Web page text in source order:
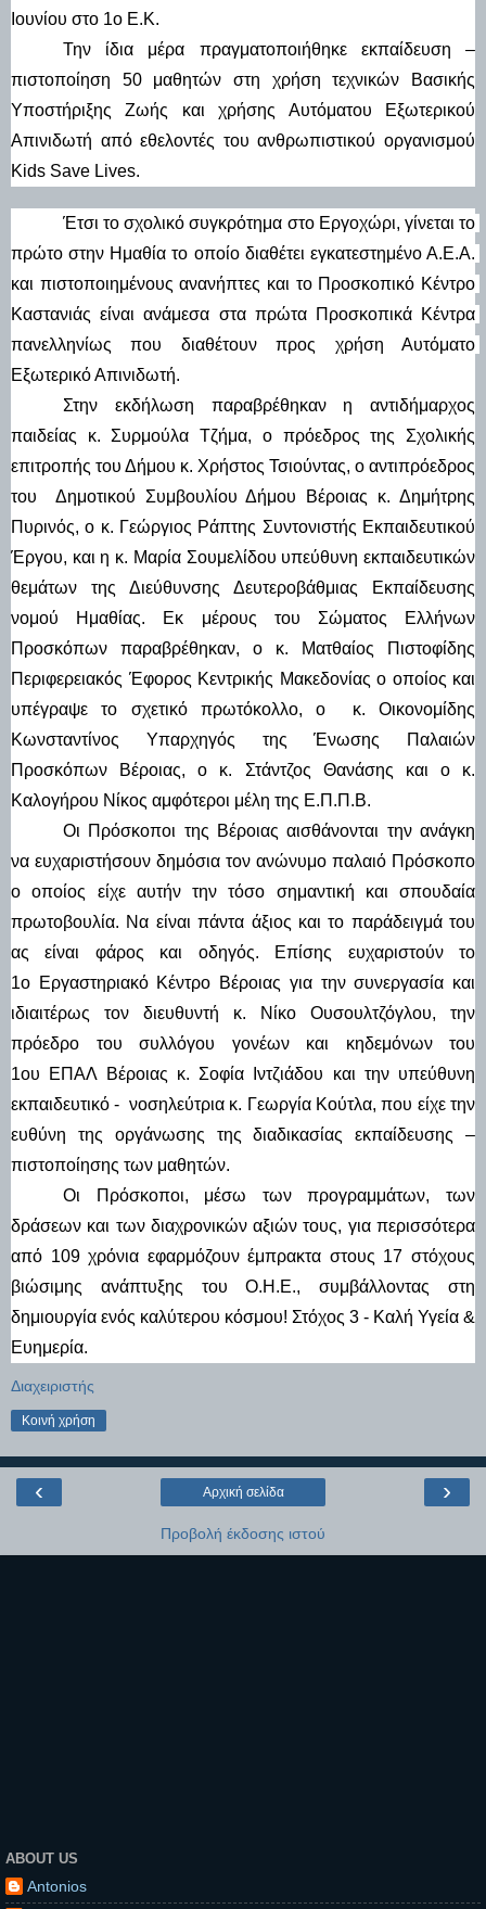
Ιουνίου στο 1ο Ε.Κ.
Την ίδια μέρα πραγματοποιήθηκε εκπαίδευση –
πιστοποίηση 50 μαθητών στη χρήση τεχνικών Βασικής
Υποστήριξης Ζωής και χρήσης Αυτόματου Εξωτερικού
Απινιδωτή από εθελοντές του ανθρωπιστικού οργανισμού
Kids Save Lives.
Έτσι το σχολικό συγκρότημα στο Εργοχώρι, γίνεται το
πρώτο στην Ημαθία το οποίο διαθέτει εγκατεστημένο Α.Ε.Α.
και πιστοποιημένους ανανήπτες και το Προσκοπικό Κέντρο
Καστανιάς είναι ανάμεσα στα πρώτα Προσκοπικά Κέντρα
πανελληνίως που διαθέτουν προς χρήση Αυτόματο
Εξωτερικό Απινιδωτή.
Στην εκδήλωση παραβρέθηκαν η αντιδήμαρχος
παιδείας κ. Συρμούλα Τζήμα, ο πρόεδρος της Σχολικής
επιτροπής του Δήμου κ. Χρήστος Τσιούντας, ο αντιπρόεδρος
του  Δημοτικού Συμβουλίου Δήμου Βέροιας κ. Δημήτρης
Πυρινός, ο κ. Γεώργιος Ράπτης Συντονιστής Εκπαιδευτικού
Έργου, και η κ. Μαρία Σουμελίδου υπεύθυνη εκπαιδευτικών
θεμάτων της Διεύθυνσης Δευτεροβάθμιας Εκπαίδευσης
νομού Ημαθίας. Εκ μέρους του Σώματος Ελλήνων
Προσκόπων παραβρέθηκαν, ο
κ. Ματθαίος Πιστοφίδης
Περιφερειακός Έφορος Κεντρικής Μακεδονίας ο οποίος και
υπέγραψε το σχετικό πρωτόκολλο, ο  κ. Οικονομίδης
Κωνσταντίνος Υπαρχηγός της Ένωσης Παλαιών
Προσκόπων Βέροιας, ο κ. Στάντζος Θανάσης και ο κ.
Καλογήρου Νίκος αμφότεροι μέλη της Ε.Π.Π.Β.
Οι Πρόσκοποι της Βέροιας αισθάνονται την ανάγκη
να ευχαριστήσουν δημόσια τον ανώνυμο παλαιό Πρόσκοπο
ο οποίος είχε αυτήν την τόσο σημαντική και σπουδαία
πρωτοβουλία. Να είναι πάντα άξιος και το παράδειγμά του
ας είναι φάρος και οδηγός. Επίσης ευχαριστούν το
1ο Εργαστηριακό Κέντρο Βέροιας για την συνεργασία και
ιδιαιτέρως τον διευθυντή κ. Νίκο Ουσουλτζόγλου, την
πρόεδρο του συλλόγου γονέων και κηδεμόνων του
1ου ΕΠΑΛ Βέροιας κ. Σοφία Ιντζιάδου και την υπεύθυνη
εκπαιδευτικό -  νοσηλεύτρια κ. Γεωργία Κούτλα, που είχε την
ευθύνη της οργάνωσης της διαδικασίας εκπαίδευσης –
πιστοποίησης των μαθητών.
Οι Πρόσκοποι, μέσω των προγραμμάτων, των
δράσεων και των διαχρονικών αξιών τους, για περισσότερα
από 109 χρόνια εφαρμόζουν έμπρακτα στους 17 στόχους
βιώσιμης ανάπτυξης του Ο.Η.Ε., συμβάλλοντας στη
δημιουργία ενός καλύτερου κόσμου! Στόχος 3 - Καλή Υγεία &
Ευημερία.
Διαχειριστής
Κοινή χρήση
‹ ›
Αρχική σελίδα
Προβολή έκδοσης ιστού
ABOUT US
Antonios